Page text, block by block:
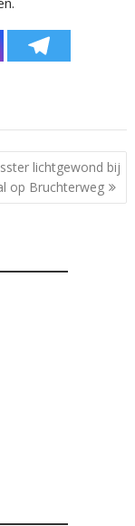
lichtgewond bij
op Bruchterweg